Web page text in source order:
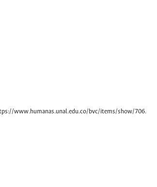
www.humanas.unal.edu.co/bvc/items/show/706.